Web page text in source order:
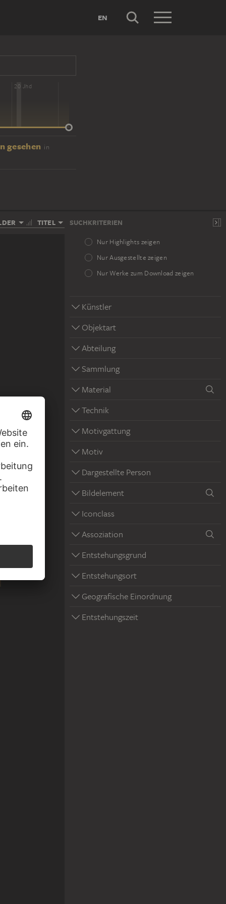
EN
20 Jhd
gesehen in
TITEL SUCHKRITERIEN
Nur Highlights zeigen
Nur Ausgestellte zeigen
Nur Werke zum Download zeigen
Künstler
Objektart
Abteilung
Sammlung
Material
Technik
Motivgattung
Motiv
Dargestellte Person
Bildelement
Iconclass
Assoziation
Entstehungsgrund
Entstehungsort
Geografische Einordnung
Entstehungszeit